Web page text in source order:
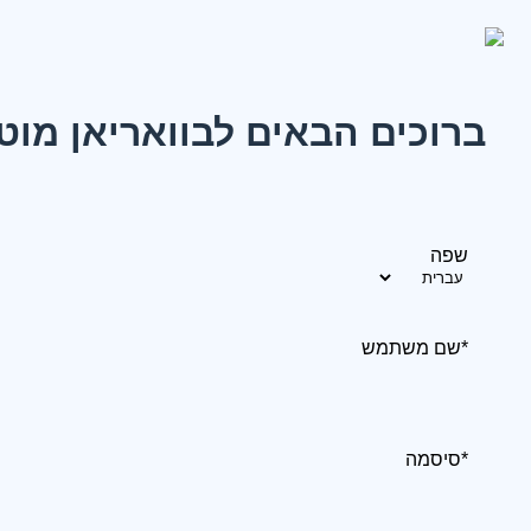
ברוכים הבאים לבוואריאן
שפה
*שם משתמש
*סיסמה